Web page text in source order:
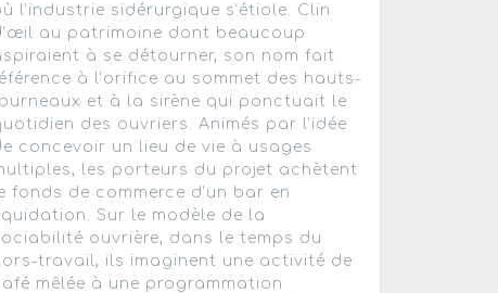
l’industrie sidérurgique s’étiole. Clin
au patrimoine dont beaucoup
à se détourner, son nom fait
à l’orifice au sommet des hauts-
et à la sirène qui ponctuait le
des ouvriers. Animés par l’idée
concevoir un lieu de vie à usages
les porteurs du projet achètent
fonds de commerce d’un bar en
Sur le modèle de la
ouvrière, dans le temps du
travail, ils imaginent une activité de
mêlée à une programmation